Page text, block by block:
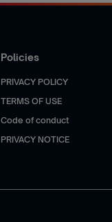
Policies
PRIVACY POLICY
TERMS OF USE
Code of conduct
PRIVACY NOTICE